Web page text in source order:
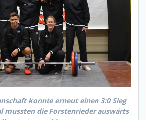
konnte erneut einen 3:0 Sieg
mussten die Forstenrieder auswärts